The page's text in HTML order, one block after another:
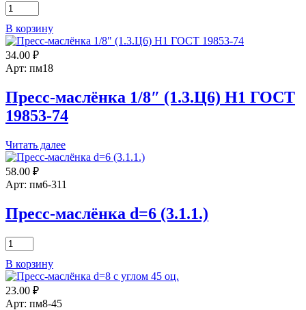
Количество
товара
Пресс-
маслёнка
1/8"
(2.3.45.Ц6)
19853-
74
В корзину
34.00 ₽
Арт: пм18
Пресс-маслёнка 1/8″ (1.3.Ц6) Н1 ГОСТ
19853-74
Читать далее
58.00 ₽
Арт: пм6-311
Пресс-маслёнка d=6 (3.1.1.)
Количество
товара
Пресс-
маслёнка
d=6
(3.1.1.)
В корзину
23.00 ₽
Арт: пм8-45